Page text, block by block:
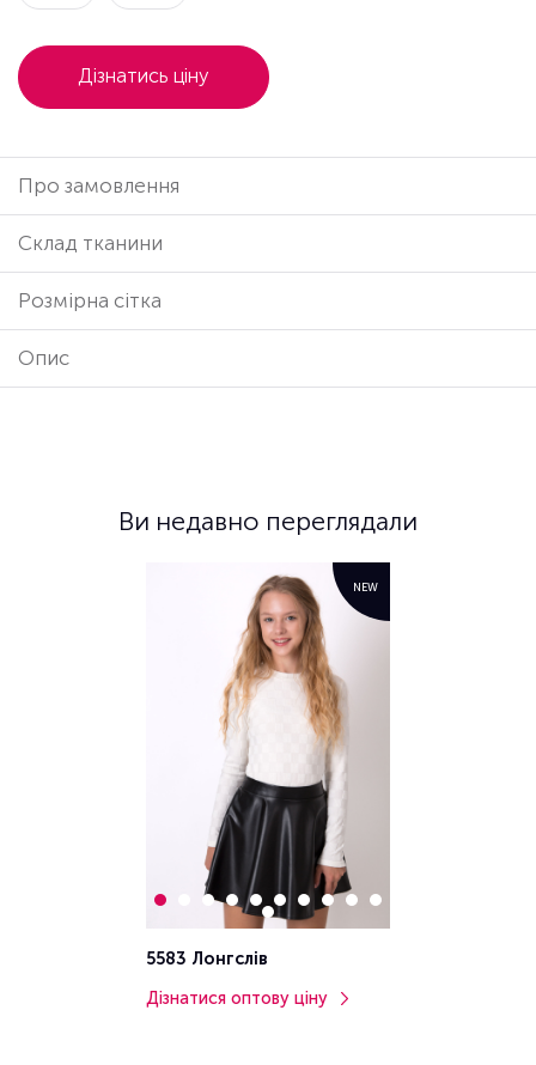
Дізнатись ціну
Про замовлення
Cклад тканини
Розмірна сітка
Опис
Ви недавно переглядали
NEW
5583 Лонгслів
Дізнатися оптову ціну